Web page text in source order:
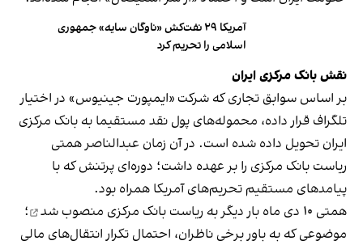
آمریکا ۲۹ نفت‌کش «ناوگان سایه» جمهوری
اسلامی را تحریم کرد
نقش بانک مرکزی ایران
بر اساس سوابق تجاری که شرکت «ایمپورت جینیوس» در اختیار
تلگراف قرار داده، محموله‌های پول نقد مستقیما به بانک مرکزی
ایران تحویل داده شده است. در آن زمان عبدالناصر همتی
ریاست بانک مرکزی را بر عهده داشت؛ دوره‌ای پرتنش که با
پیامدهای مستقیم تحریم‌های آمریکا همراه بود.
همتی ۱۰ دی ماه بار دیگر به ریاست بانک مرکزی
منصوب شد
؛
موضوعی که به باور برخی ناظران، احتمال تکرار انتقال‌های مالی